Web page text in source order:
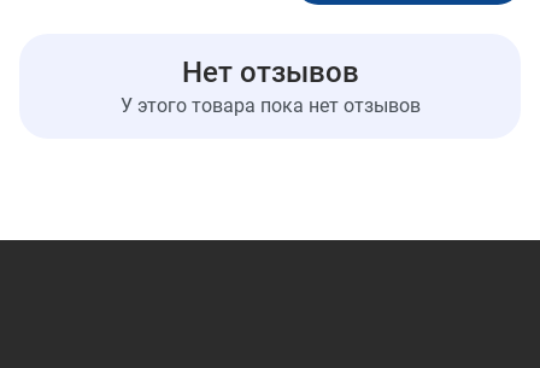
Нет отзывов
У этого товара пока нет отзывов